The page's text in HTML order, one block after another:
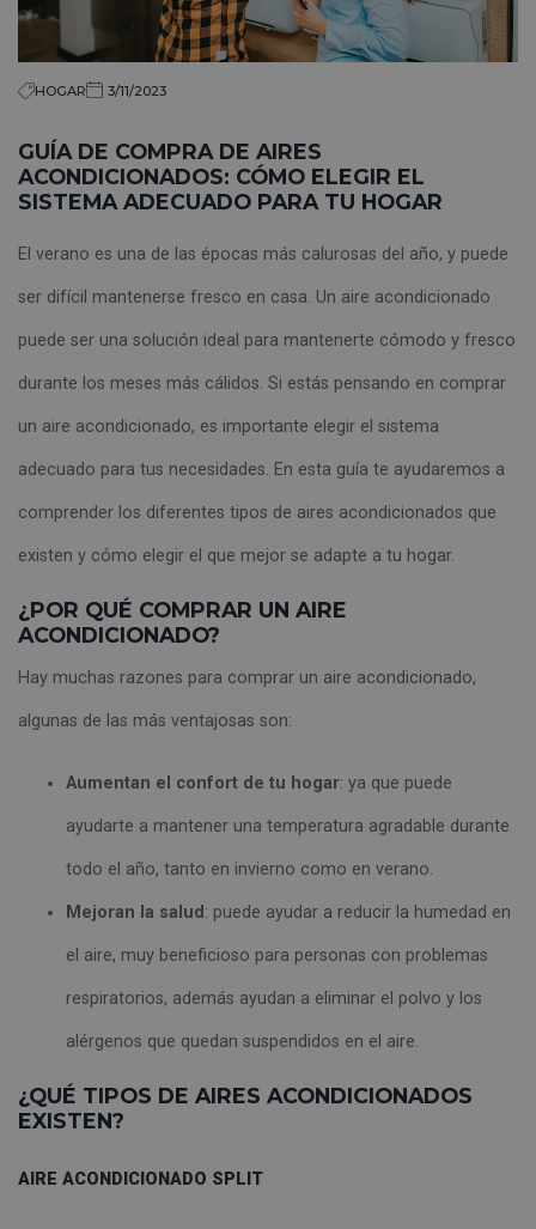
HOGAR 3/11/2023
GUÍA DE COMPRA DE AIRES
ACONDICIONADOS: CÓMO ELEGIR EL
SISTEMA ADECUADO PARA TU HOGAR
El verano es una de las épocas más calurosas del año, y puede
ser difícil mantenerse fresco en casa. Un aire acondicionado
puede ser una solución ideal para mantenerte cómodo y fresco
durante los meses más cálidos. Si estás pensando en comprar
un aire acondicionado, es importante elegir el sistema
adecuado para tus necesidades. En esta guía te ayudaremos a
comprender los diferentes tipos de aires acondicionados que
existen y cómo elegir el que mejor se adapte a tu hogar.
¿POR QUÉ COMPRAR UN AIRE
ACONDICIONADO?
Hay muchas razones para comprar un aire acondicionado,
algunas de las más ventajosas son:
Aumentan el confort de tu hogar: ya que puede
ayudarte a mantener una temperatura agradable durante
todo el año, tanto en invierno como en verano.
Mejoran la salud : puede ayudar a reducir la humedad en
el aire, muy beneficioso para personas con problemas
respiratorios, además ayudan a eliminar el polvo y los
alérgenos que quedan suspendidos en el aire.
¿QUÉ TIPOS DE AIRES ACONDICIONADOS
EXISTEN?
AIRE ACONDICIONADO SPLIT